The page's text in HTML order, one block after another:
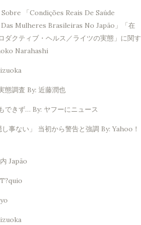
「Condições Reais De Saúde
Mulheres Brasileiras No Japão」「在
ダクティブ・ヘルス／ライツの実態」に関す
Narahashi
態調査 By: 近藤潤也
できず… By: ヤフーにニュース
事ない」 当初から警告と強調 By: Yahoo！
Japão